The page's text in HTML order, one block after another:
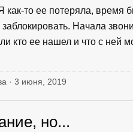
как-то ее потеряла, время
Начала
кто ее нашел и что с ней
· 3 июня, 2019
но...